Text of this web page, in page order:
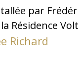
par
Résidence
Richard